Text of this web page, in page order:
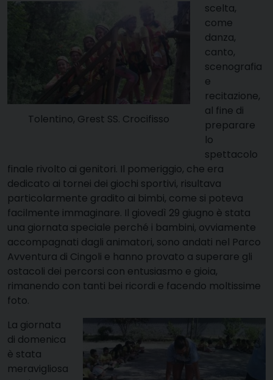
Tolentino, Grest SS. Crocifisso
scelta,
come
danza,
canto,
scenografia
e
recitazione,
al fine di
preparare
lo
spettacolo
finale rivolto ai genitori. Il pomeriggio, che era
dedicato ai tornei dei giochi sportivi, risultava
particolarmente gradito ai bimbi, come si poteva
facilmente immaginare. Il giovedì 29 giugno è stata
una giornata speciale perché i bambini, ovviamente
accompagnati dagli animatori, sono andati nel Parco
Avventura di Cingoli e hanno provato a superare gli
ostacoli dei percorsi con entusiasmo e gioia,
rimanendo con tanti bei ricordi e facendo moltissime
foto.
La giornata
di domenica
è stata
meravigliosa